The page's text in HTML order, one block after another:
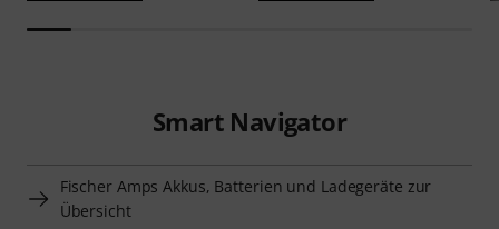
Smart Navigator
Fischer Amps Akkus, Batterien und Ladegeräte zur
Übersicht